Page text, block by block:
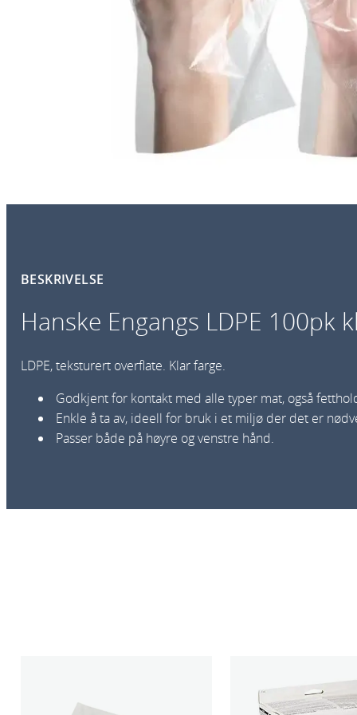
BESKRIVELSE
Hanske Engangs LDPE 100pk
LDPE, teksturert overflate. Klar farge.
Godkjent for kontakt med alle typer mat, også
Enkle å ta av, ideell for bruk i et miljø der det er
Passer både på høyre og venstre hånd.